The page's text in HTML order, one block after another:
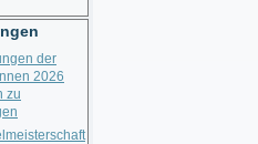
der
2026
zu